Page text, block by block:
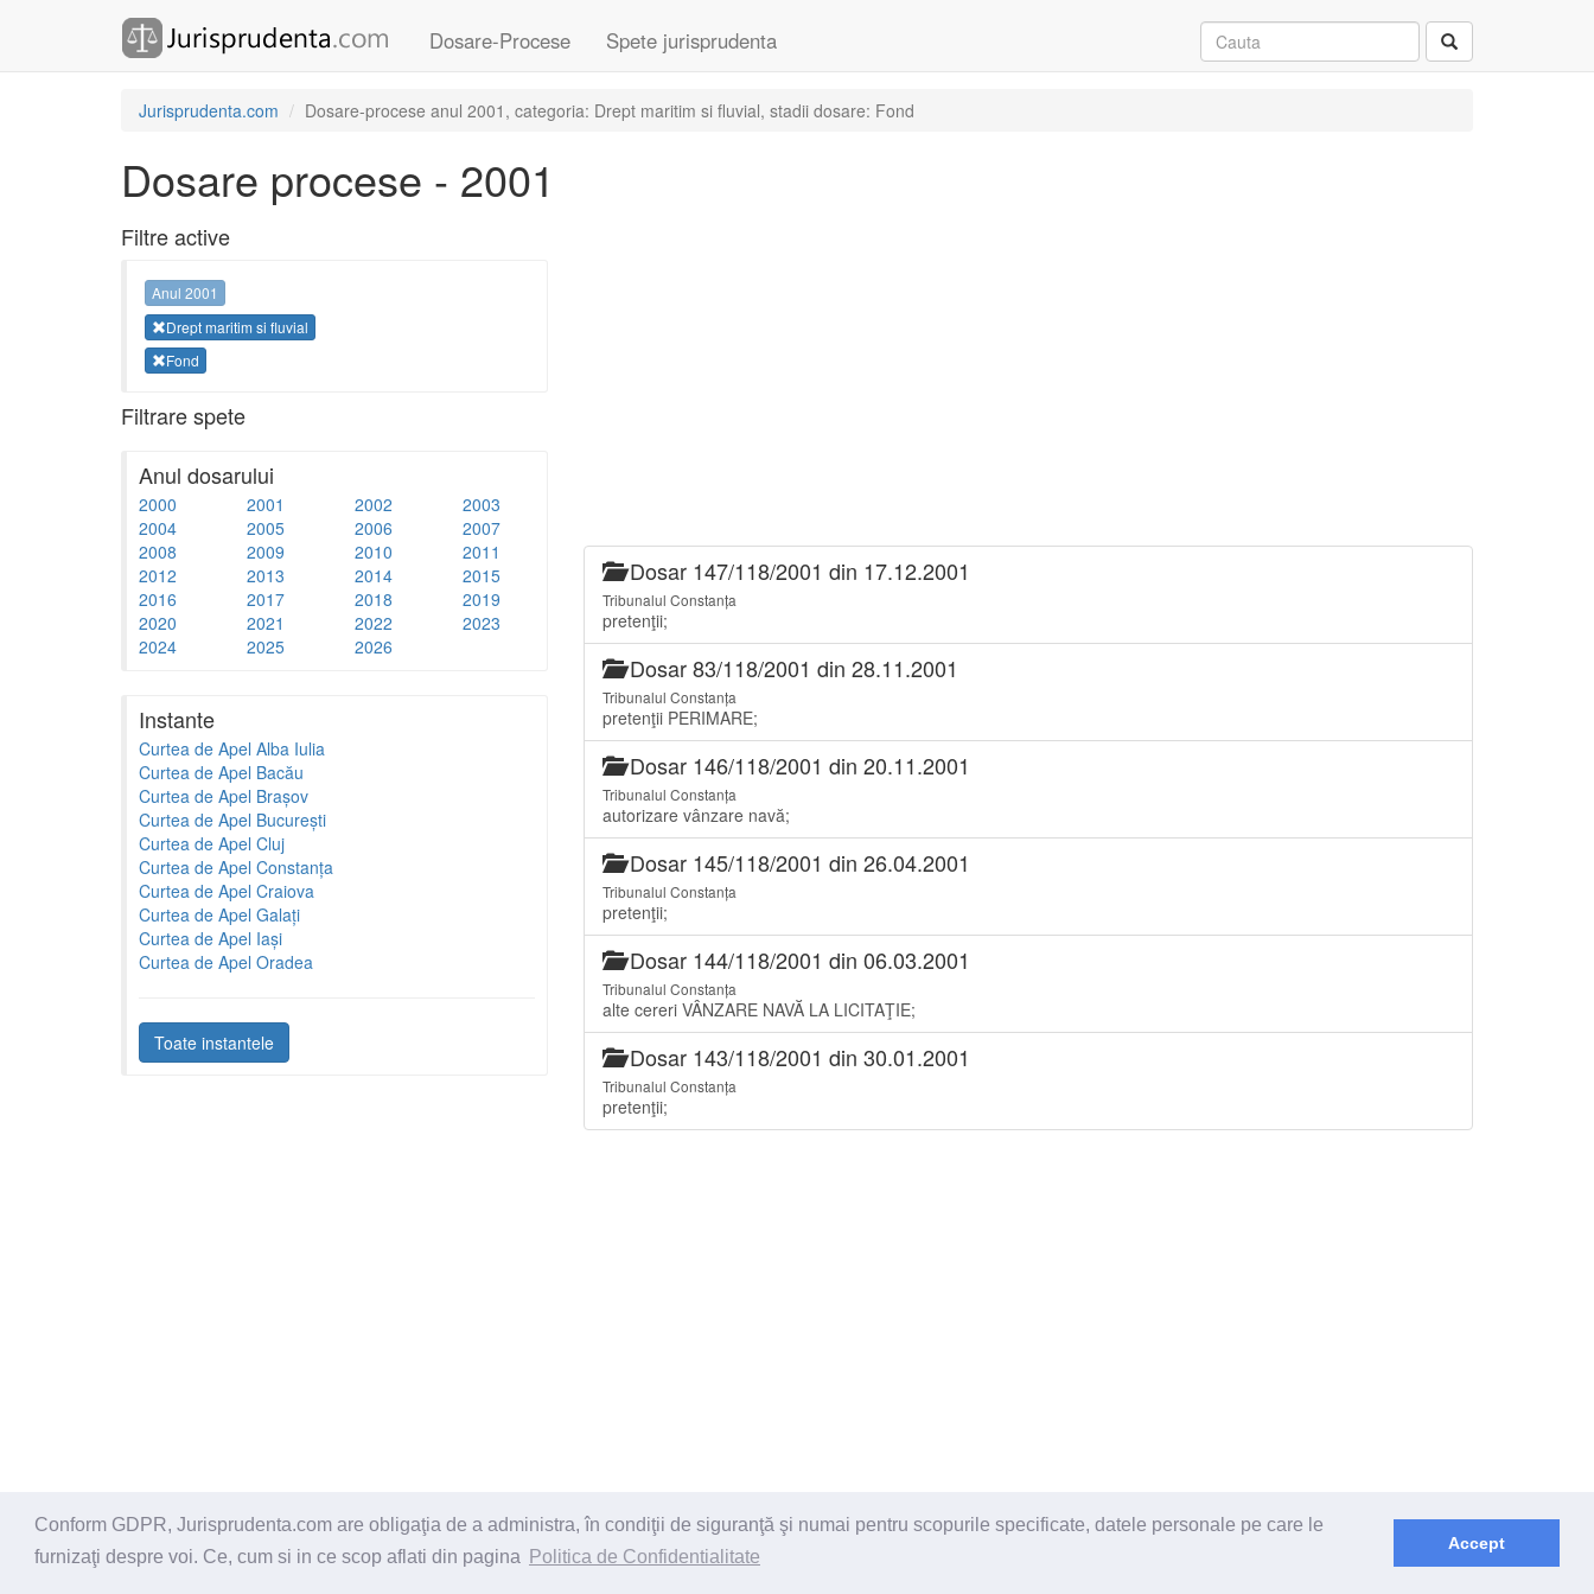
Conform GDPR, Jurisprudenta.com are obligaţia de a administra, în condiţii de siguranţă şi numai pentru scopurile specificate, datele personale pe care le
furnizaţi despre voi. Ce, cum si in ce scop aflati din pagina
Politica de Confidentialitate
Accept
Dosare-Procese Spete jurisprudenta
Jurisprudenta.com Dosare-procese anul 2001, categoria: Drept maritim si fluvial, stadii dosare: Fond
Dosare procese - 2001
Filtre active
Anul 2001
Drept maritim si fluvial
Fond
Filtrare spete
Anul dosarului
2000 2001 2002
2003
2004
2005 2006
2007
2008
2009 2010
2011
2012
2013 2014
2015
2016
2017 2018
2019
2020
2021 2022
2023
2024
2025 2026
Instante
Curtea de Apel Alba Iulia
Curtea de Apel Bacău
Curtea de Apel Brașov
Curtea de Apel București
Curtea de Apel Cluj
Curtea de Apel Constanța
Curtea de Apel Craiova
Curtea de Apel Galați
Curtea de Apel Iași
Curtea de Apel Oradea
Toate instantele
Dosar 147/118/2001 din 17.12.2001
Tribunalul Constanța
pretenţii;
Dosar 83/118/2001 din 28.11.2001
Tribunalul Constanța
pretenţii PERIMARE;
Dosar 146/118/2001 din 20.11.2001
Tribunalul Constanța
autorizare vânzare navă;
Dosar 145/118/2001 din 26.04.2001
Tribunalul Constanța
pretenţii;
Dosar 144/118/2001 din 06.03.2001
Tribunalul Constanța
alte cereri VÂNZARE NAVĂ LA LICITAŢIE;
Dosar 143/118/2001 din 30.01.2001
Tribunalul Constanța
pretenţii;
© 2026 - Jurisprudenta.com -Cautare-Termeni si conditii